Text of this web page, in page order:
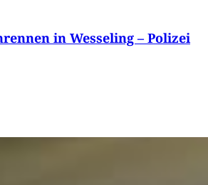
in Wesseling – Polizei